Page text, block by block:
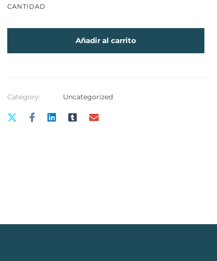
CANTIDAD
Añadir al carrito
Category: Uncategorized